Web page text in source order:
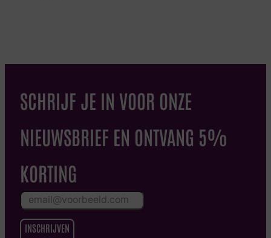
SCHRIJF JE IN VOOR ONZE
NIEUWSBRIEF EN ONTVANG 5%
KORTING
INSCHRIJVEN